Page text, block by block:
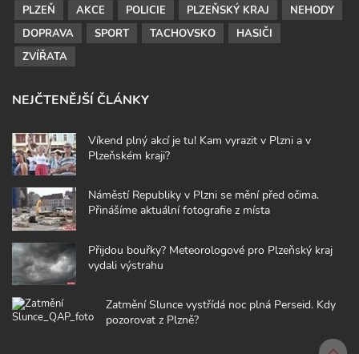
PLZEŇ AKCE POLICIE PLZEŇSKÝ KRAJ
NEHODY
DOPRAVA
SPORT TACHOVSKO
HASIČI
ZVÍŘATA
NEJČTENĚJŠÍ ČLÁNKY
Víkend plný akcí je tu! Kam vyrazit v Plzni a v
Plzeňském kraji?
Náměstí Republiky v Plzni se mění před očima.
Přinášíme aktuální fotografie z místa
Přijdou bouřky? Meteorologové pro Plzeňský kraj
vydali výstrahu
Zatmění Slunce vystřídá noc plná Perseid. Kdy
pozorovat z Plzně?